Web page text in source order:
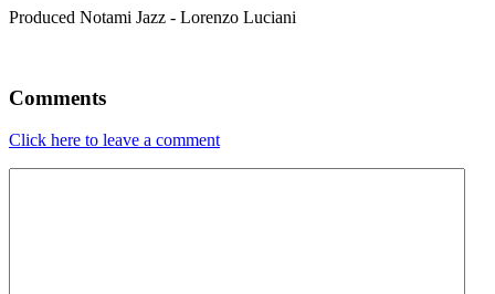
Produced Notami Jazz - Lorenzo Luciani
Comments
Click here to leave a comment